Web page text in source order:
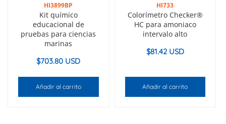
HI3899BP
Kit químico
educacional de
pruebas para ciencias
marinas
$703.80 USD
Añadir al carrito
HI733
Colorímetro Checker®
HC para amoniaco
intervalo alto
$81.42 USD
Añadir al carrito